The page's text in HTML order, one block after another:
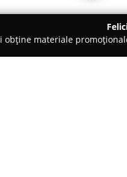
obține materiale